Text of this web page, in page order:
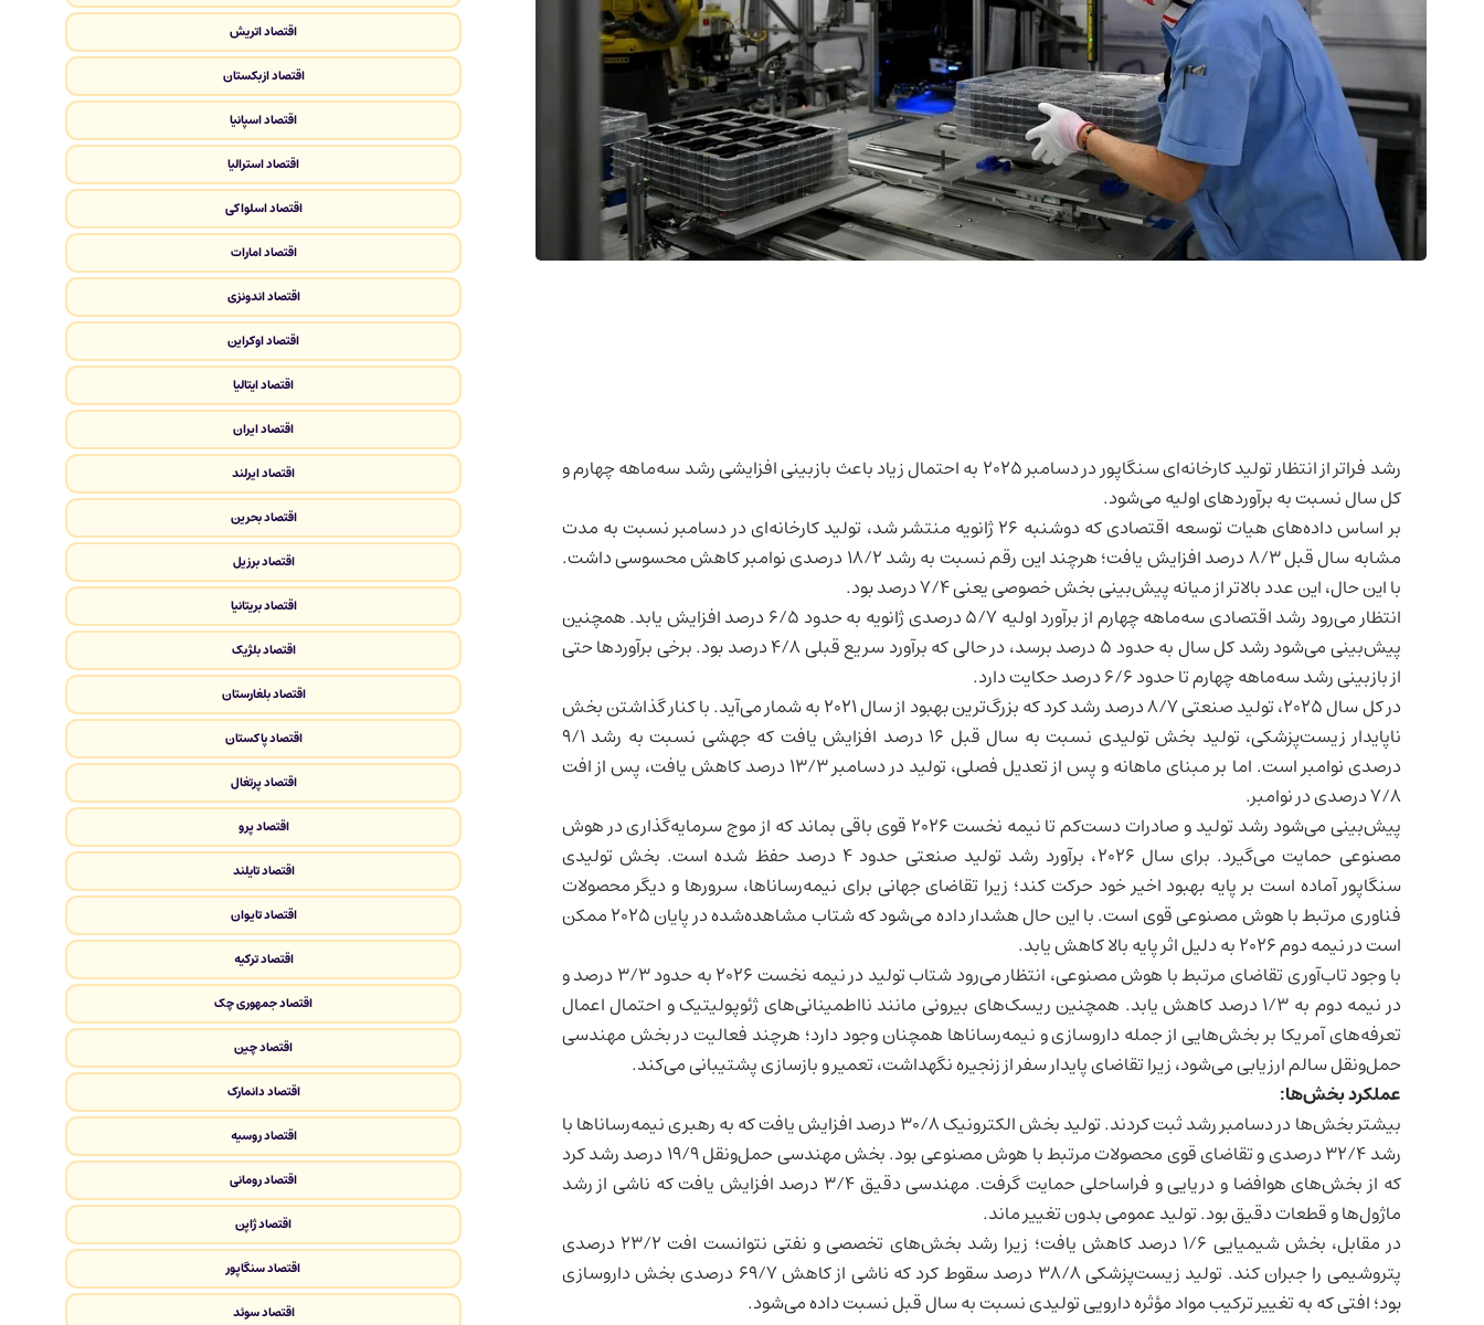
رشد فراتر از انتظار تولید کارخانه‌ایسنگاپور
در دسامبر ۲۰۲۵ به احتمال زیاد باعث بازبینی افزایشی رشد سه‌ماهه چهارم و
کل سال نسبت به برآوردهای اولیه می‌شود.
بر اساس داده‌های هیات توسعه اقتصادی که دوشنبه ۲۶ ژانویه منتشر شد، تولید کارخانه‌ای در دسامبر نسبت به مدت
مشابه سال قبل ۸/۳ درصد افزایش یافت؛ هرچند این رقم نسبت به رشد ۱۸/۲ درصدی نوامبر کاهش محسوسی داشت.
با این حال، این عدد بالاتر از میانه پیش‌بینی بخش خصوصی یعنی ۷/۴ درصد بود.
انتظار می‌رود رشد اقتصادی
سه‌ماهه چهارم از برآورد اولیه ۵/۷ درصدی ژانویه به حدود ۶/۵ درصد افزایش یابد. همچنین
پیش‌بینی می‌شود رشد کل سال به حدود ۵ درصد برسد، در حالی که برآورد سریع قبلی ۴/۸ درصد بود. برخی برآوردها حتی
از بازبینی رشد سه‌ماهه چهارم تا حدود ۶/۶ درصد حکایت دارد.
در کل سال ۲۰۲۵، تولید صنعتی ۸/۷ درصد رشد کرد که بزرگ‌ترین بهبود از سال ۲۰۲۱ به شمار می‌آید. با کنار گذاشتن بخش
ناپایدار زیست‌پزشکی، تولید بخش تولیدی نسبت به سال قبل ۱۶ درصد افزایش یافت که جهشی نسبت به رشد ۹/۱
درصدی نوامبر است. اما بر مبنای ماهانه و پس از تعدیل فصلی، تولید در دسامبر ۱۳/۳ درصد کاهش یافت، پس از افت
۷/۸ درصدی در نوامبر.
پیش‌بینی می‌شود رشد تولید و صادرات دست‌کم تا نیمه نخست ۲۰۲۶ قوی باقی بماند که از موج سرمایه‌گذاری در
هوش
مصنوعی
حمایت می‌گیرد. برای سال ۲۰۲۶، برآورد رشد تولید صنعتی حدود ۴ درصد حفظ شده است. بخش تولیدی
سنگاپور آماده است بر پایه بهبود اخیر خود حرکت کند؛ زیرا تقاضای جهانی برای نیمه‌رساناها، سرورها و دیگر محصولات
فناوری
مرتبط با هوش مصنوعی قوی است. با این حال هشدار داده می‌شود که شتاب مشاهده‌شده در پایان ۲۰۲۵ ممکن
است در نیمه دوم ۲۰۲۶ به دلیل اثر پایه بالا کاهش یابد.
با وجود تاب‌آوری تقاضای مرتبط با هوش مصنوعی، انتظار می‌رود شتاب تولید در نیمه نخست ۲۰۲۶ به حدود ۳/۳ درصد و
در نیمه دوم به ۱/۳ درصد کاهش یابد. همچنین ریسک‌های بیرونی مانند نااطمینانی‌های ژئوپولیتیک و احتمال اعمال
تعرفه‌های آمریکا بر بخش‌هایی از جمله داروسازی و نیمه‌رساناها همچنان وجود دارد؛ هرچند فعالیت در بخش مهندسی
حمل‌ونقل سالم ارزیابی می‌شود، زیرا تقاضای پایدار سفر از زنجیره نگهداشت، تعمیر و بازسازی پشتیبانی می‌کند.
عملکرد بخش‌ها:
بیشتر بخش‌ها در دسامبر رشد ثبت کردند. تولید بخش الکترونیک ۳۰/۸ درصد افزایش یافت که به رهبری نیمه‌رساناها با
رشد ۳۲/۴ درصدی و تقاضای قوی محصولات مرتبط با هوش مصنوعی بود. بخش مهندسی حمل‌ونقل ۱۹/۹ درصد رشد کرد
که از بخش‌های هوافضا و دریایی و فراساحلی حمایت گرفت. مهندسی دقیق ۳/۴ درصد افزایش یافت که ناشی از رشد
ماژول‌ها و قطعات دقیق بود. تولید عمومی بدون تغییر ماند.
در مقابل، بخش شیمیایی ۱/۶ درصد کاهش یافت؛ زیرا رشد بخش‌های تخصصی و نفتی نتوانست افت ۲۳/۲ درصدی
پتروشیمی را جبران کند. تولید زیست‌پزشکی ۳۸/۸ درصد سقوط کرد که ناشی از کاهش ۶۹/۷ درصدی بخش داروسازی
بود؛ افتی که به تغییر ترکیب مواد مؤثره دارویی تولیدی نسبت به سال قبل نسبت داده می‌شود.
اقتصاد اتریش
اقتصاد ازبکستان
اقتصاد اسپانیا
اقتصاد استرالیا
اقتصاد اسلواکی
اقتصاد امارات
اقتصاد اندونزی
اقتصاد اوکراین
اقتصاد ایتالیا
اقتصاد ایران
اقتصاد ایرلند
اقتصاد بحرین
اقتصاد برزیل
اقتصاد بریتانیا
اقتصاد بلژیک
اقتصاد بلغارستان
اقتصاد پاکستان
اقتصاد پرتغال
اقتصاد پرو
اقتصاد تایلند
اقتصاد تایوان
اقتصاد ترکیه
اقتصاد جمهوری چک
اقتصاد چین
اقتصاد دانمارک
اقتصاد روسیه
اقتصاد رومانی
اقتصاد ژاپن
اقتصاد سنگاپور
اقتصاد سوئد